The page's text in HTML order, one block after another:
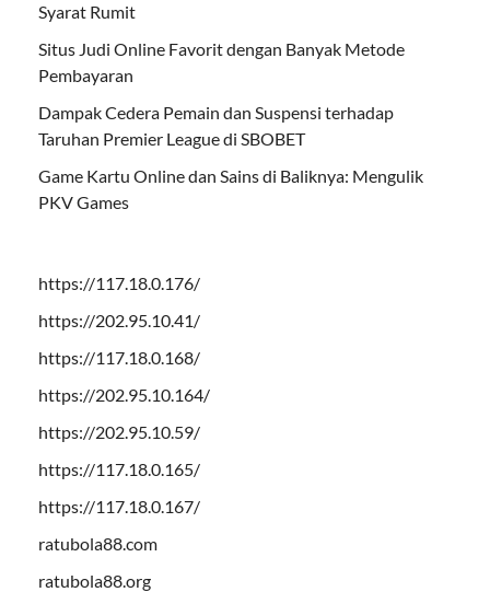
Syarat Rumit
Situs Judi Online Favorit dengan Banyak Metode
Pembayaran
Dampak Cedera Pemain dan Suspensi terhadap
Taruhan Premier League di SBOBET
Game Kartu Online dan Sains di Baliknya: Mengulik
PKV Games
https://117.18.0.176/
https://202.95.10.41/
https://117.18.0.168/
https://202.95.10.164/
https://202.95.10.59/
https://117.18.0.165/
https://117.18.0.167/
ratubola88.com
ratubola88.org